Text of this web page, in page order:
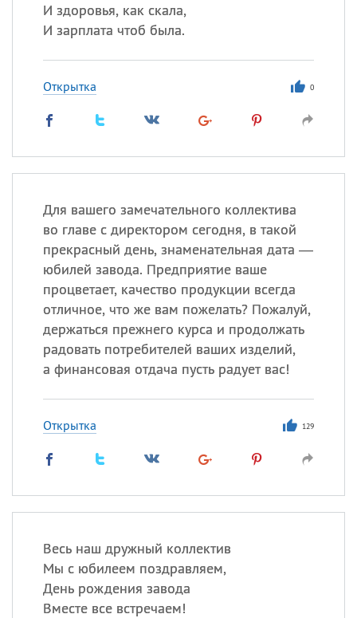
И здоровья, как скала,
И зарплата чтоб была.
Открытка 0
Для вашего замечательного коллектива
во главе с директором сегодня, в такой
прекрасный день, знаменательная дата —
юбилей завода. Предприятие ваше
процветает, качество продукции всегда
отличное, что же вам пожелать? Пожалуй,
держаться прежнего курса и продолжать
радовать потребителей ваших изделий,
а финансовая отдача пусть радует вас!
Открытка 129
Весь наш дружный коллектив
Мы с юбилеем поздравляем,
День рождения завода
Вместе все встречаем!